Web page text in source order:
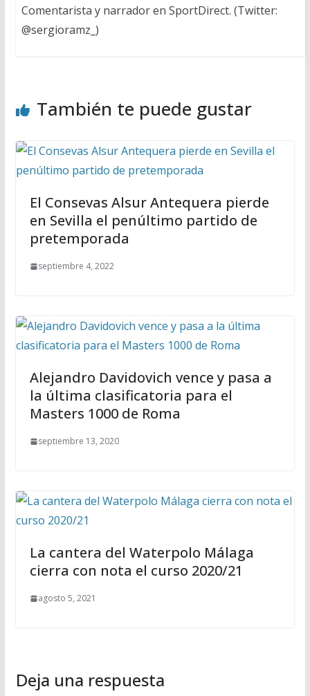
Comentarista y narrador en SportDirect. (Twitter:
@sergioramz_)
También te puede gustar
El Consevas Alsur Antequera pierde
en Sevilla el penúltimo partido de
pretemporada
septiembre 4, 2022
Alejandro Davidovich vence y pasa a
la última clasificatoria para el
Masters 1000 de Roma
septiembre 13, 2020
La cantera del Waterpolo Málaga
cierra con nota el curso 2020/21
agosto 5, 2021
Deja una respuesta